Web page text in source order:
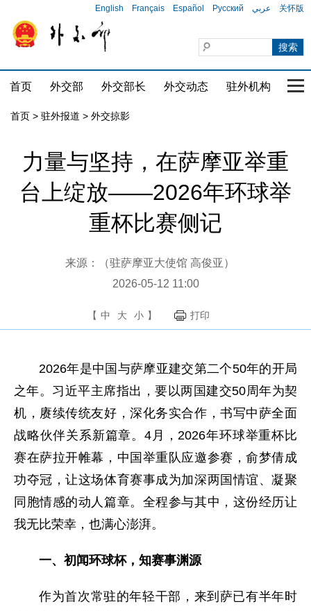
English Français Español Русский عربي 关怀版
首页 外交部 外交部长 外交动态 驻外机构 国
首页 > 驻外报道 > 外交掠影
力量与坚持，在萨摩亚举重
台上绽放——2026年环球举
重杯比赛侧记
来源：（驻萨摩亚大使馆 高俊亚）
2026-05-12 11:00
【 中 大 小 】 打印
2026年是中国与萨摩亚建交第二个50年的开局
之年。习近平主席指出，要以两国建交50周年为契
机，赓续传统友好，深化务实合作，书写中萨全面
战略伙伴关系新篇章。4月，2026年环球举重杯比
赛在萨拉开帷幕，中国举重队应邀参赛，俞梦倩成
功夺冠，让这场体育赛事成为加深两国情谊、凝聚
同胞情感的动人篇章。全程参与其中，这份经历让
我无比荣幸，也满心澎湃。
一、初闻环球杯，知赛事渊源
作为首次常驻的年轻干部，来到萨已有半年时